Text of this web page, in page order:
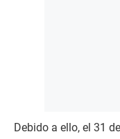
Debido a ello, el 31